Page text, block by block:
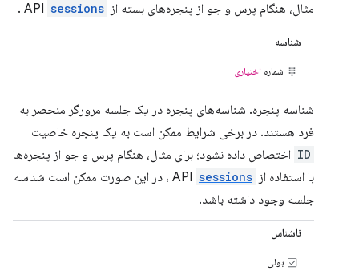
مثال، هنگام پرس و جو از پنجره‌های بسته از API sessions
.
شناسه
شماره اختیاری
شناسه پنجره. شناسه‌های پنجره در یک جلسه مرورگر منحصر به
فرد هستند. در برخی شرایط ممکن است به یک پنجره خاصیت
ID اختصاص داده نشود؛ برای مثال، هنگام پرس و جو از پنجره‌ها
با استفاده از API sessions
، در این صورت ممکن است شناسه
جلسه وجود داشته باشد.
ناشناس
بولی